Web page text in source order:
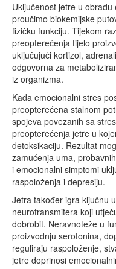
Uključenost jetre u
proučimo biokemijske
fizičku funkciju. Tijekom
preopterećenja tijelo
uključujući kortizol,
odgovorna za
iz organizma.
Kada emocionalni stres
preopterećena stalnom
spojeva povezanih sa
preopterećenja jetre u
detoksikaciju. Rezultat
zamućenja uma,
i emocionalni simptomi
raspoloženja i depresiju.
Jetra također igra ključnu
neurotransmitera koji
dobrobit. Neravnoteže u
proizvodnju serotonina,
reguliraju raspoloženje,
jetre doprinosi